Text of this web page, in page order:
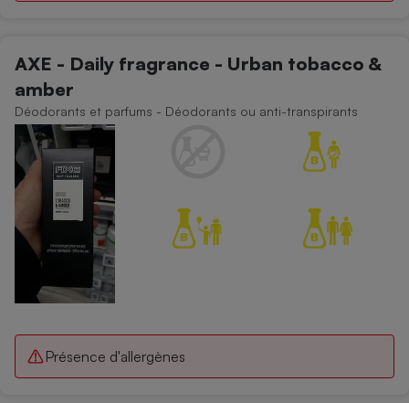
AXE - Daily fragrance - Urban tobacco &
amber
Déodorants et parfums - Déodorants ou anti-transpirants
Présence d'allergènes